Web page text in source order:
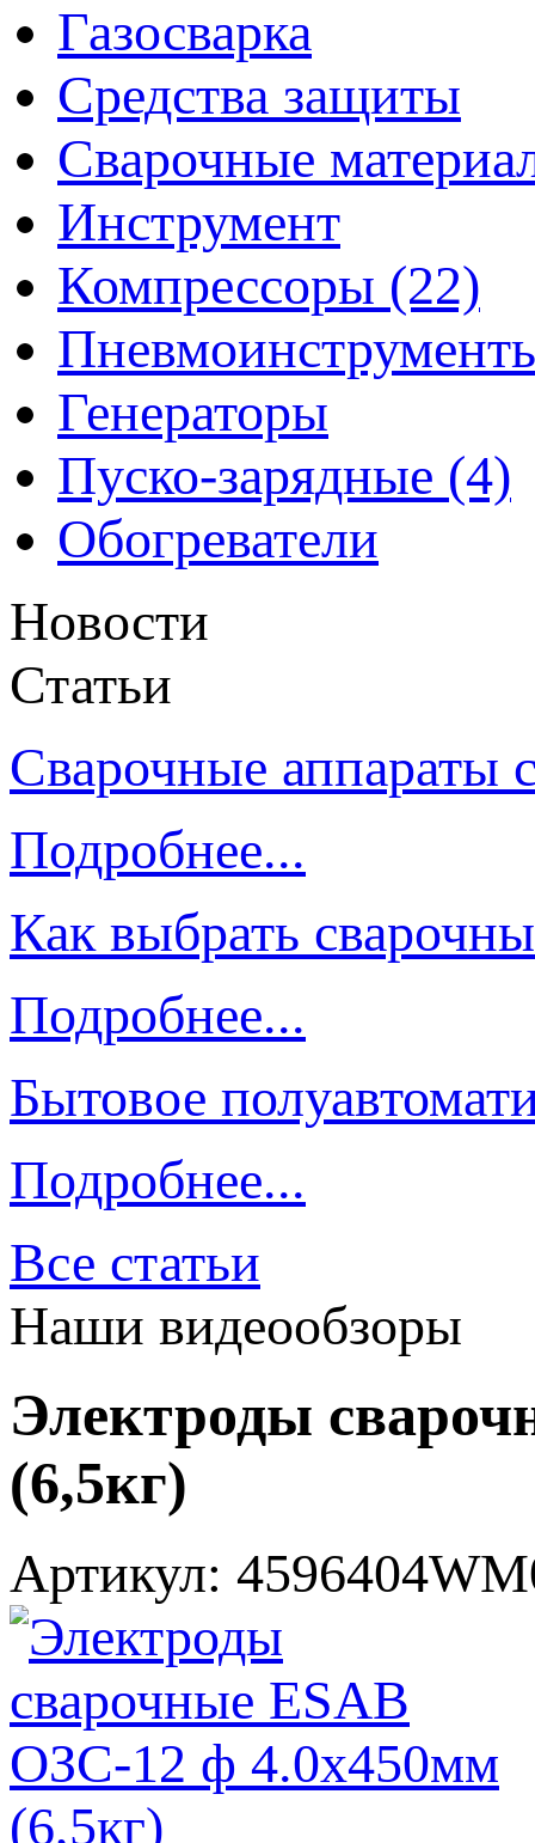
Газосварка
Средства защиты
Сварочные
Инструмент
Компрессоры (22)
Генераторы
Пуско-зарядные (4)
Обогреватели
Новости
Статьи
Сварочные аппараты
Подробнее...
Как выбрать
Подробнее...
Бытовое
Подробнее...
Все статьи
Наши видеообзоры
Электроды
(6,5кг)
Артикул: